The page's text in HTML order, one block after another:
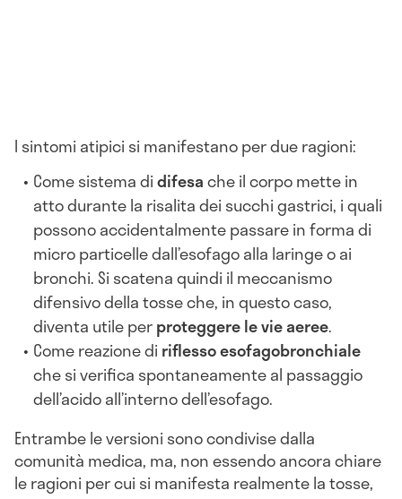
I sintomi atipici si manifestano per due ragioni:
Come sistema didifesache il corpo mette in
atto durante la risalita dei succhi gastrici, i quali
possono accidentalmente passare in forma di
micro particelle dall’esofago alla laringe o ai
bronchi. Si scatena quindi il meccanismo
difensivo della tosse che, in questo caso,
diventa utile perproteggere le vie aeree.
Come reazione di riflesso esofagobronchiale
che si verifica spontaneamente al passaggio
dell’acido all’interno dell’esofago.
Entrambe le versioni sono condivise dalla
comunità medica, ma, non essendo ancora chiare
le ragioni per cui si manifesta realmente la tosse,